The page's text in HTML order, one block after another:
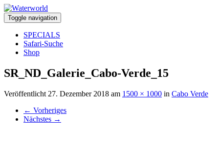
Toggle navigation
SPECIALS
Safari-Suche
Shop
SR_ND_Galerie_Cabo-Verde_15
Veröffentlicht 27. Dezember 2018 am 1500 × 1000 in Cabo Verde
← Vorheriges
Nächstes →